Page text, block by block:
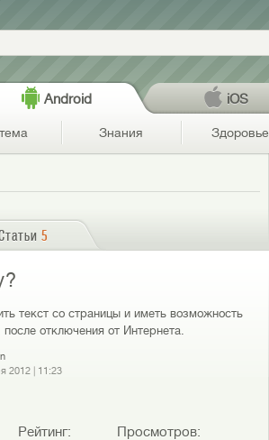
Android iOS
Знания Здоровье
5
текст со страницы и иметь возможность
после отключения от Интернета.
2012| 11:23
Рейтинг: Просмотров: